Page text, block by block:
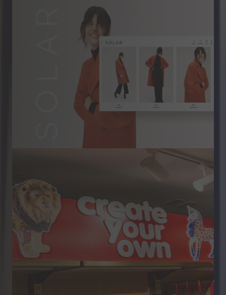
70% wzrost przychodów rok do
roku dzięki redesignowi strony
W ciągu ośmiu tygodni współczynnik konwersji
wzrósł o ponad 24%, przychody o ponad 70%, a
liczba transakcji o ponad 27%.
Rewolucja w zakupach
stacjonarnych
Odkryj, jak Schleich, jeden z największych
niemieckich producentów zabawek, przekształcił
swój flagowy sklep dzięki innowacyjnej aplikacji
interaktywnej, która pozwala klientom tworzyć